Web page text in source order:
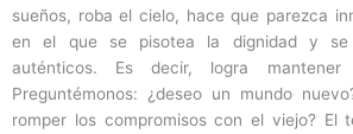
sueños, roba el cielo, hace que parezca
en el que se pisotea la dignidad y se
auténticos. Es decir, logra
Preguntémonos: ¿deseo un mundo
romper los compromisos con el viejo? El